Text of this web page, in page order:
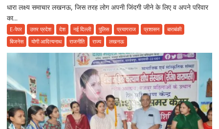
तथास्तु
के
आरोप,
नहीं
देते
खून
पसीने
की
रकम
धारा लक्ष्य समाचार लखनऊ, जिस तरह लोग अपनी जिंदगी जीने के लिए व अपने परिवार
का...
E-पेपर उत्तर प्रदेश देश नई दिल्ली पुलिस प्रयागराज प्रशासन
बाराबंकी
बिजनेस
योगी आदित्यनाथ राजनीति राज्य लखनऊ